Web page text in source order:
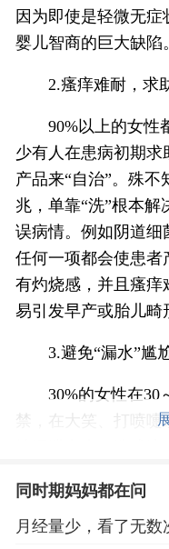
因为即使是轻微无
婴儿智商的巨大缺陷。
2.瘙痒难耐，求
90%以上的女性
少有人在患病初期
产品来“自治”。殊
兆，单靠“洗”根本解
误病情。例如阴道细
任何一项都会使患者
有灼烧感，并且瘙痒
易引发早产或胎儿畸
3.避免“漏水”尴
30%的女性在30
禁，在大笑、打喷
后短期内难以恢复到
的女性通过进行名为
同时期妈妈都在问
月经量少，看了无数